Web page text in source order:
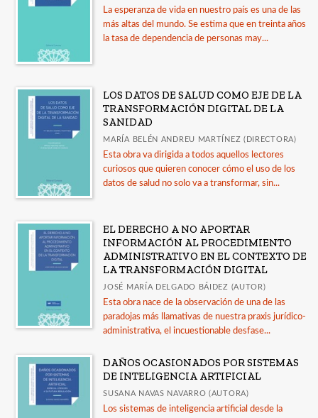
Ver todas... (11)
CATÁLOGOS
Guía de uso de la IA en la revisión por pares
LORCA. Catálogo de publicaciones
Guía Comares sobre uso de inteligencia artificial
en las publicaciones académicas
Catálogo a diciembre 2025
Publicados en 2025
Ver todos... (15)
La esperanza de vida en nuestro país es una de las
más altas del mundo. Se estima que en treinta años
la tasa de dependencia de personas may...
LOS DATOS DE SALUD COMO EJE DE LA
TRANSFORMACIÓN DIGITAL DE LA
SANIDAD
MARÍA BELÉN ANDREU MARTÍNEZ (DIRECTORA)
Esta obra va dirigida a todos aquellos lectores
curiosos que quieren conocer cómo el uso de los
datos de salud no solo va a transformar, sin...
EL DERECHO A NO APORTAR
INFORMACIÓN AL PROCEDIMIENTO
ADMINISTRATIVO EN EL CONTEXTO DE
LA TRANSFORMACIÓN DIGITAL
JOSÉ MARÍA DELGADO BÁIDEZ (AUTOR)
Esta obra nace de la observación de una de las
paradojas más llamativas de nuestra praxis jurídico-
administrativa, el incuestionable desfase...
DAÑOS OCASIONADOS POR SISTEMAS
DE INTELIGENCIA ARTIFICIAL
SUSANA NAVAS NAVARRO (AUTORA)
Los sistemas de inteligencia artificial desde la